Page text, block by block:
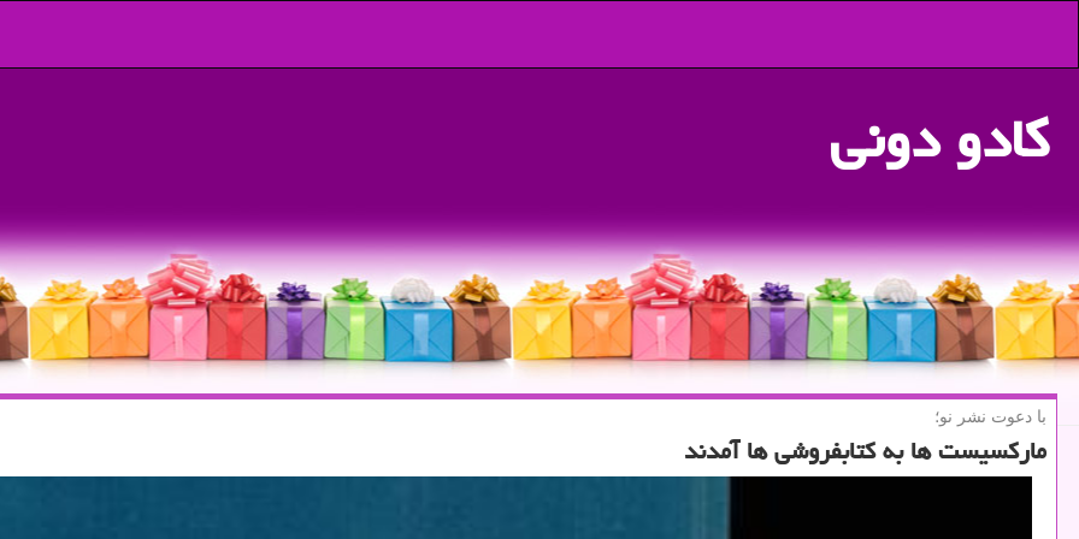
كادو دونی
با دعوت نشر نو؛
ماركسیست ها به كتابفروشی ها آمدند